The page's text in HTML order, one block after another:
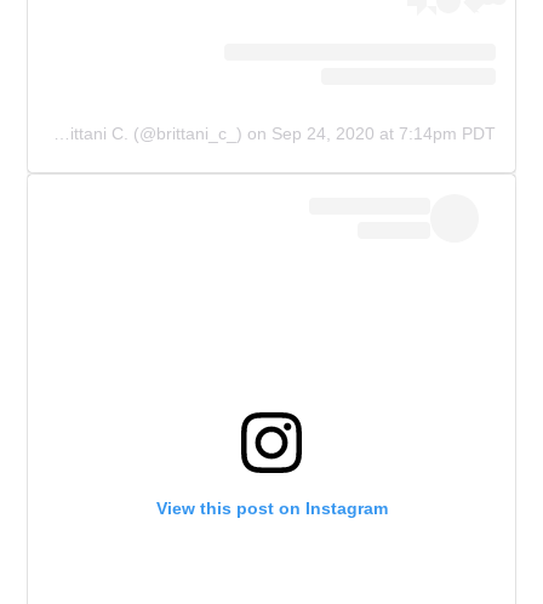
on Sep 24, 2020 at 7:14pm PDT
View this post on Instagram